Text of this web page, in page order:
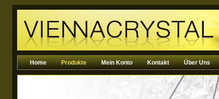
Home Produkte Mein Konto Kontakt Über Uns